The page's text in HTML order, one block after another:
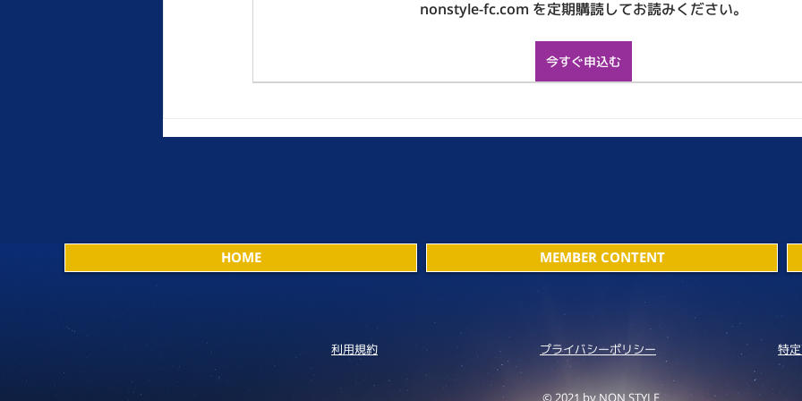
nonstyle-fc.com を定期購読してお読みください。
今すぐ申込む
HOME MEMBER CONTENT
利用規約 プライバシーポリシー 特
© 2021 by NON STYLE